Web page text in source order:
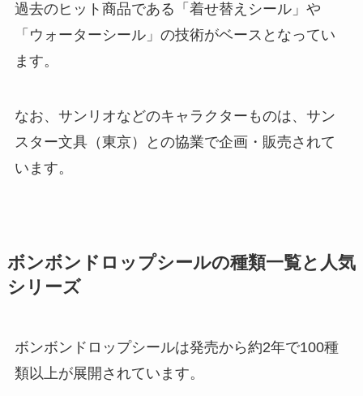
過去のヒット商品である「着せ替えシール」や
「ウォーターシール」の技術がベースとなってい
ます。
なお、サンリオなどのキャラクターものは、サン
スター文具（東京）との協業で企画・販売されて
います。
ボンボンドロップシールの種類一覧と人気
シリーズ
ボンボンドロップシールは発売から約2年で100種
類以上が展開されています。